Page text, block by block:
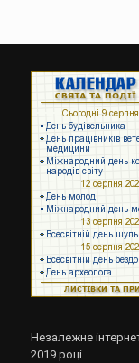
Незалежне
2019 році.